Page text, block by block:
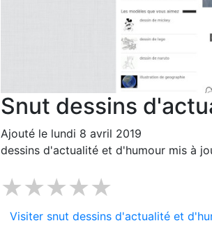
Snut dessins
Ajouté le lundi 8 avril 2019
dessins d'actualité et d'humour mis à
★★★★★
Visiter snut dessins d'actualité et